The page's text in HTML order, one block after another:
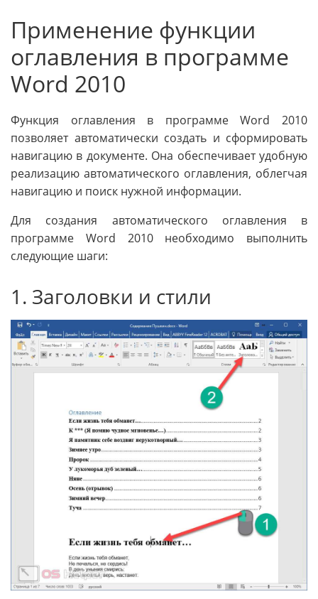
Применение функции
оглавления в программе
Word 2010
Функция оглавления в программе Word 2010
позволяет автоматически создать и сформировать
навигацию в документе. Она обеспечивает удобную
реализацию автоматического оглавления, облегчая
навигацию и поиск нужной информации.
Для создания автоматического оглавления в
программе Word 2010 необходимо выполнить
следующие шаги:
1. Заголовки и стили